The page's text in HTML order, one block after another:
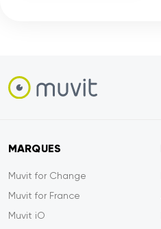
MARQUES
Muvit for Change
Muvit for France
Muvit iO